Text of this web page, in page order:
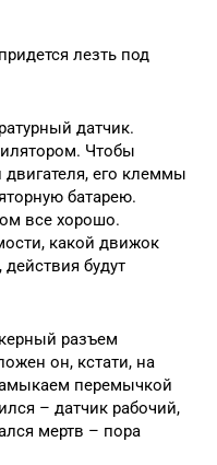
лезть под
датчик.
Чтобы
двигателя, его клеммы
батарею.
все хорошо.
какой движок
будут
разъем
он, кстати, на
перемычкой
– датчик рабочий,
мертв – пора